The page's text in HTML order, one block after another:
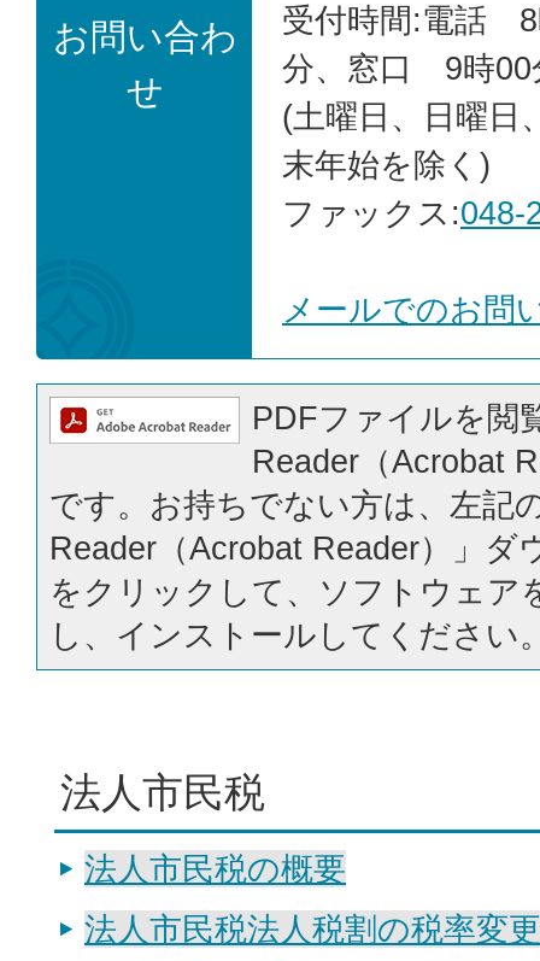
お問い合わ
せ
受付時間:電話 8
分、窓口 9時00
(土曜日、日曜日
末年始を除く)
ファックス:048-
メールでのお問
PDFファイルを閲
Reader（Acrobat
です。お持ちでない方は、左記
Reader（Acrobat Reader）」ダ
をクリックして、ソフトウェア
し、インストールしてください
法人市民税
法人市民税の概要
法人市民税法人税割の税率変